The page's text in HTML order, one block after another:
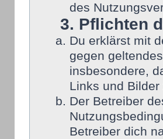
des
3. Pflichten
Du erklärst mit
gegen
insbesondere,
Links und
Der Betreiber
Betreiber dich